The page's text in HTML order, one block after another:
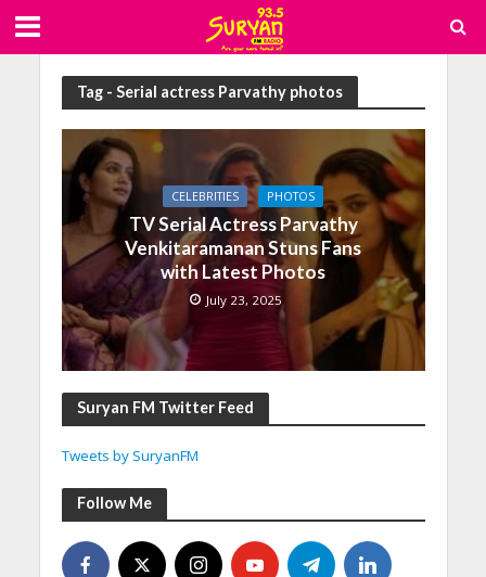
Tag - Serial actress Parvathy photos
CELEBRITIES PHOTOS
TV Serial Actress Parvathy
Venkitaramanan Stuns Fans
with Latest Photos
July 23, 2025
Suryan FM Twitter Feed
Tweets by SuryanFM
Follow Me